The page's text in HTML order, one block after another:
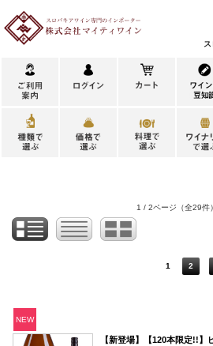
1 / 2ページ （全29件）
1 2
NEW
【新登場】【120本限定!!】